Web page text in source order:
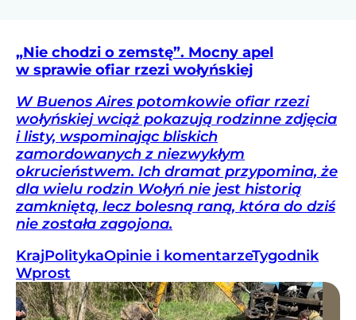
„Nie chodzi o zemstę”. Mocny apel
w sprawie ofiar rzezi wołyńskiej
W Buenos Aires potomkowie ofiar rzezi
wołyńskiej wciąż pokazują rodzinne zdjęcia
i listy, wspominając bliskich
zamordowanych z niezwykłym
okrucieństwem. Ich dramat przypomina, że
dla wielu rodzin Wołyń nie jest historią
zamkniętą, lecz bolesną raną, która do dziś
nie została zagojona.
KrajPolitykaOpinie i komentarzeTygodnik
Wprost